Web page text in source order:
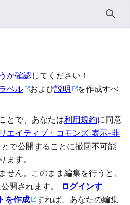
検索
か確認してください！
ベル および説明
を作成すべ
とで、あなたは利用規約に同意
エイティブ・コモンズ 表示-非
で公開することに撤回不可能
ます。
せん。このまま編集を行うと、
開されます。
ログインす
を作成
すれば、あなたの編集